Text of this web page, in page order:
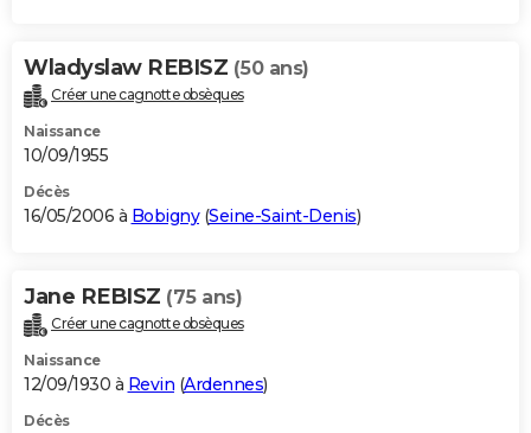
Wladyslaw REBISZ (50 ans)
Créer une cagnotte obsèques
Naissance
10/09/1955
Décès
16/05/2006 à Bobigny(Seine-Saint-Denis)
Jane REBISZ (75 ans)
Créer une cagnotte obsèques
Naissance
12/09/1930 à Revin (Ardennes)
Décès